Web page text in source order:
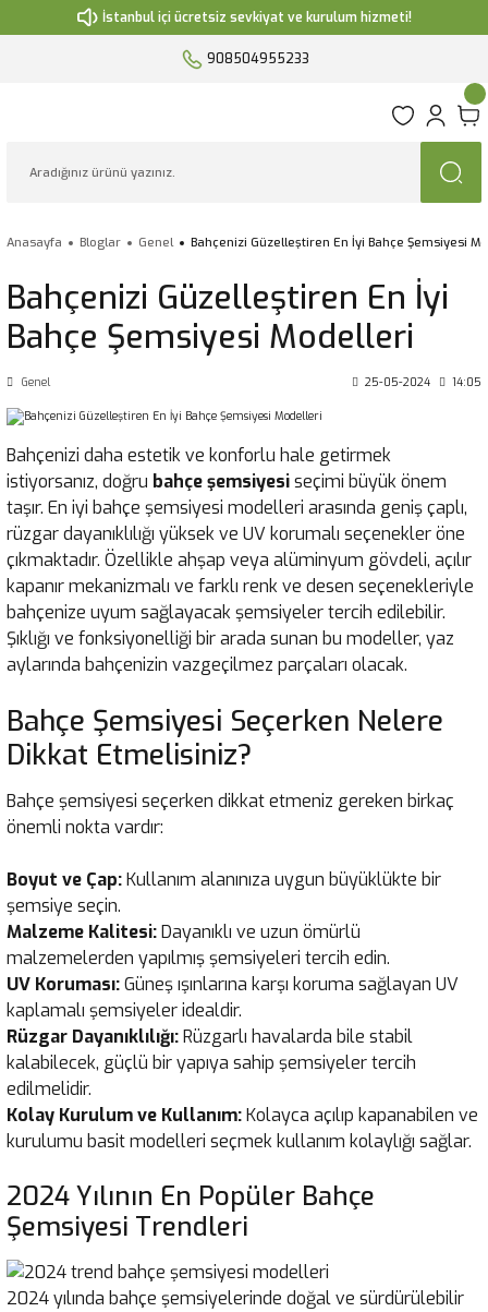
İstanbul içi ücretsiz sevkiyat ve kurulum hizmeti!
908504955233
Anasayfa Bloglar Genel Bahçenizi Güzelleştiren En İyi Bahçe Şemsiyesi
Bahçenizi Güzelleştiren En İyi
Bahçe Şemsiyesi Modelleri
Genel 25-05-2024 14:05
Bahçenizi daha estetik ve konforlu hale getirmek
istiyorsanız, doğru bahçe şemsiyesiseçimi büyük önem
taşır. En iyi bahçe şemsiyesi modelleri arasında geniş çaplı,
rüzgar dayanıklılığı yüksek ve UV korumalı seçenekler öne
çıkmaktadır. Özellikle ahşap veya alüminyum gövdeli, açılır
kapanır mekanizmalı ve farklı renk ve desen seçenekleriyle
bahçenize uyum sağlayacak şemsiyeler tercih edilebilir.
Şıklığı ve fonksiyonelliği bir arada sunan bu modeller, yaz
aylarında bahçenizin vazgeçilmez parçaları olacak.
Bahçe Şemsiyesi Seçerken Nelere
Dikkat Etmelisiniz?
Bahçe şemsiyesi seçerken dikkat etmeniz gereken birkaç
önemli nokta vardır:
Boyut ve Çap:Kullanım alanınıza uygun büyüklükte bir
şemsiye seçin.
Malzeme Kalitesi:Dayanıklı ve uzun ömürlü
malzemelerden yapılmış şemsiyeleri tercih edin.
UV Koruması:Güneş ışınlarına karşı koruma sağlayan UV
kaplamalı şemsiyeler idealdir.
Rüzgar Dayanıklılığı:Rüzgarlı havalarda bile stabil
kalabilecek, güçlü bir yapıya sahip şemsiyeler tercih
edilmelidir.
Kolay Kurulum ve Kullanım:Kolayca açılıp kapanabilen ve
kurulumu basit modelleri seçmek kullanım kolaylığı sağlar.
2024 Yılının En Popüler Bahçe
Şemsiyesi Trendleri
2024 yılında bahçe şemsiyelerinde doğal ve sürdürülebilir